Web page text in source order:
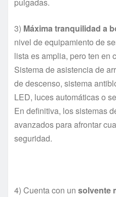
3) Máxima tranquilidad a
nivel de equipamiento de
lista es amplia, pero ten en
Sistema de asistencia de
de descenso, sistema
LED, luces automáticas o
En definitiva, los sistemas
avanzados para afrontar
seguridad.
4) Cuenta con un solvente